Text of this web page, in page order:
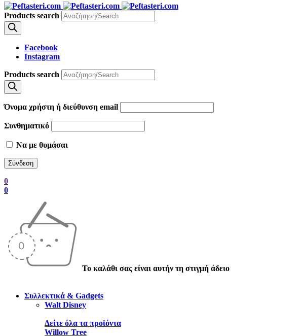
Products search
Facebook
Instagram
Products search
Όνομα χρήστη ή διεύθυνση email
Συνθηματικό
Να με θυμάσαι
0
0
Το καλάθι σας είναι αυτήν τη στιγμή άδειο
Συλλεκτικά & Gadgets
Walt Disney
Δείτε όλα τα προϊόντα
Willow Tree